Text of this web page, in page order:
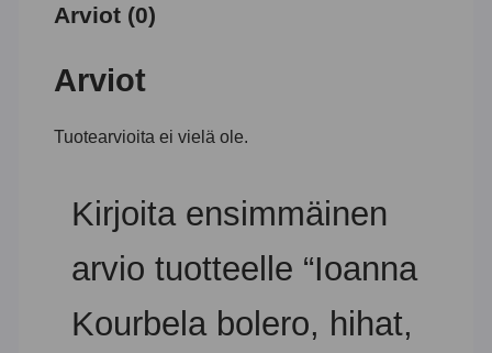
Arviot (0)
Arviot
Tuotearvioita ei vielä ole.
Kirjoita ensimmäinen
arvio tuotteelle “Ioanna
Kourbela bolero, hihat,